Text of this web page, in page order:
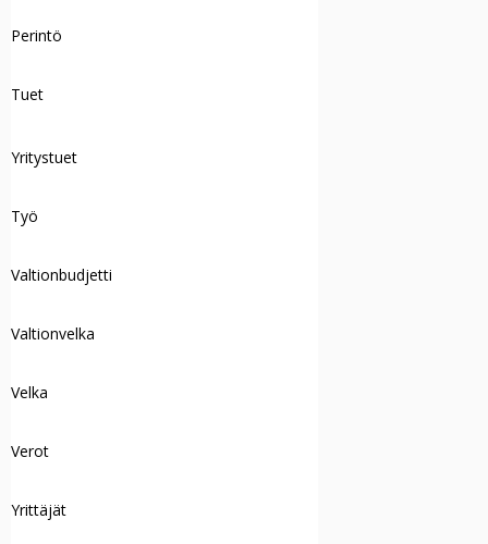
Perintö
Tuet
Yritystuet
Työ
Valtionbudjetti
Valtionvelka
Velka
Verot
Yrittäjät